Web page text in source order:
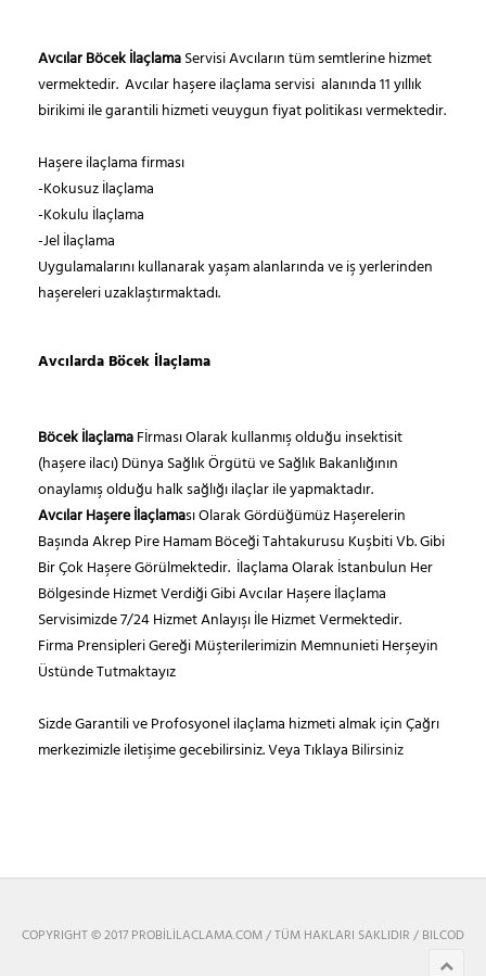
Avcılar Böcek İlaçlamaServisi Avcıların tüm semtlerine hizmet
vermektedir. Avcılar haşere ilaçlama servisi alanında 11 yıllık
birikimi ile garantili hizmeti veuygun fiyat politikası vermektedir.
Haşere ilaçlama firması
-Kokusuz İlaçlama
-Kokulu İlaçlama
-Jel İlaçlama
Uygulamalarını kullanarak yaşam alanlarında ve iş yerlerinden
haşereleri uzaklaştırmaktadı.
Avcılarda Böcek İlaçlama
Böcek İlaçlamaFİrması Olarak kullanmış olduğu insektisit
(haşere ilacı) Dünya Sağlık Örgütü ve Sağlık Bakanlığının
onaylamış olduğu halk sağlığı ilaçlar ile yapmaktadır.
Avcılar Haşere İlaçlaması Olarak Gördüğümüz Haşerelerin
Başında Akrep Pire Hamam Böceği Tahtakurusu Kuşbiti Vb. Gibi
Bir Çok Haşere Görülmektedir. İlaçlama Olarak İstanbulun Her
Bölgesinde Hizmet Verdiği Gibi Avcılar Haşere İlaçlama
Servisimizde 7/24 Hizmet Anlayışı İle Hizmet Vermektedir.
Firma Prensipleri Gereği Müşterilerimizin Memnunieti Herşeyin
Üstünde Tutmaktayız
Sizde Garantili ve Profosyonel ilaçlama hizmeti almak için Çağrı
merkezimizle iletişime gecebilirsiniz. Veya Tıklaya Bilirsiniz
COPYRIGHT © 2017 PROBILILACLAMA.COM / TÜM HAKLARI SAKLIDIR / BILCOD